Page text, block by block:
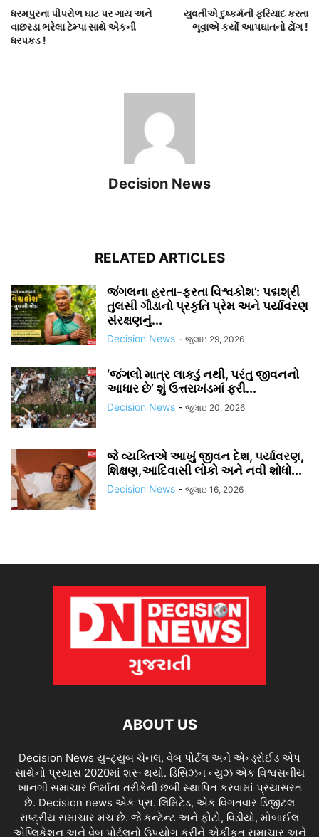
ધરમપુરના પીપરોળ ઘાટ પર ગાય અને
વાછરડા ભરેલા ટેમ્પા સાથે એકની
ધરપકડ !
યુવતીએ દુષ્કર્મની ફરિયાદ કરતા
ભૂવાએ કર્યો આપઘાતનો ઢોંગ !
Decision News
RELATED ARTICLES
જંગલના હરતા-ફરતા વિશ્વકોશ’: પદ્મશ્રી
તુલસી ગૌડાનો પ્રકૃતિ પ્રેમ અને પર્યાવરણ
સંરક્ષણનું...
Decision News - જુલાઇ 29, 2026
‘જંગલો માત્ર લાકડું નથી, પરંતુ જીવનનો
આધાર છે’ શું ઉત્તરાખંડમાં ફરી...
Decision News - જુલાઇ 20, 2026
જે વ્યક્તિએ આખું જીવન દેશ, પર્યાવરણ,
શિક્ષણ,આદિવાસી લોકો અને નવી શોધો...
Decision News - જુલાઇ 16, 2026
ABOUT US
Decision News યુ-ટ્યુબ ચેનલ, વેબ પોર્ટલ અને એન્ડ્રોઈડ એપ
સાથેનો પ્રયાસ 2020માં શરૂ થયો. ડિસિઝન ન્યુઝ એક વિશ્વસનીય
ખાનગી સમાચાર નિર્માતા તરીકેની છબી સ્થાપિત કરવામાં પ્રયાસરત
છે. Decision news એક પ્રા. લિમિટેડ, એક વિગતવાર ડિજીટલ
રાષ્ટ્રીય સમાચાર મંચ છે. જે કન્ટેન્ટ અને ફોટો, વિડીયો, મોબાઈલ
એપ્લિકેશન અને વેબ પોર્ટલનો ઉપયોગ કરીને એકીકૃત સમાચાર અને